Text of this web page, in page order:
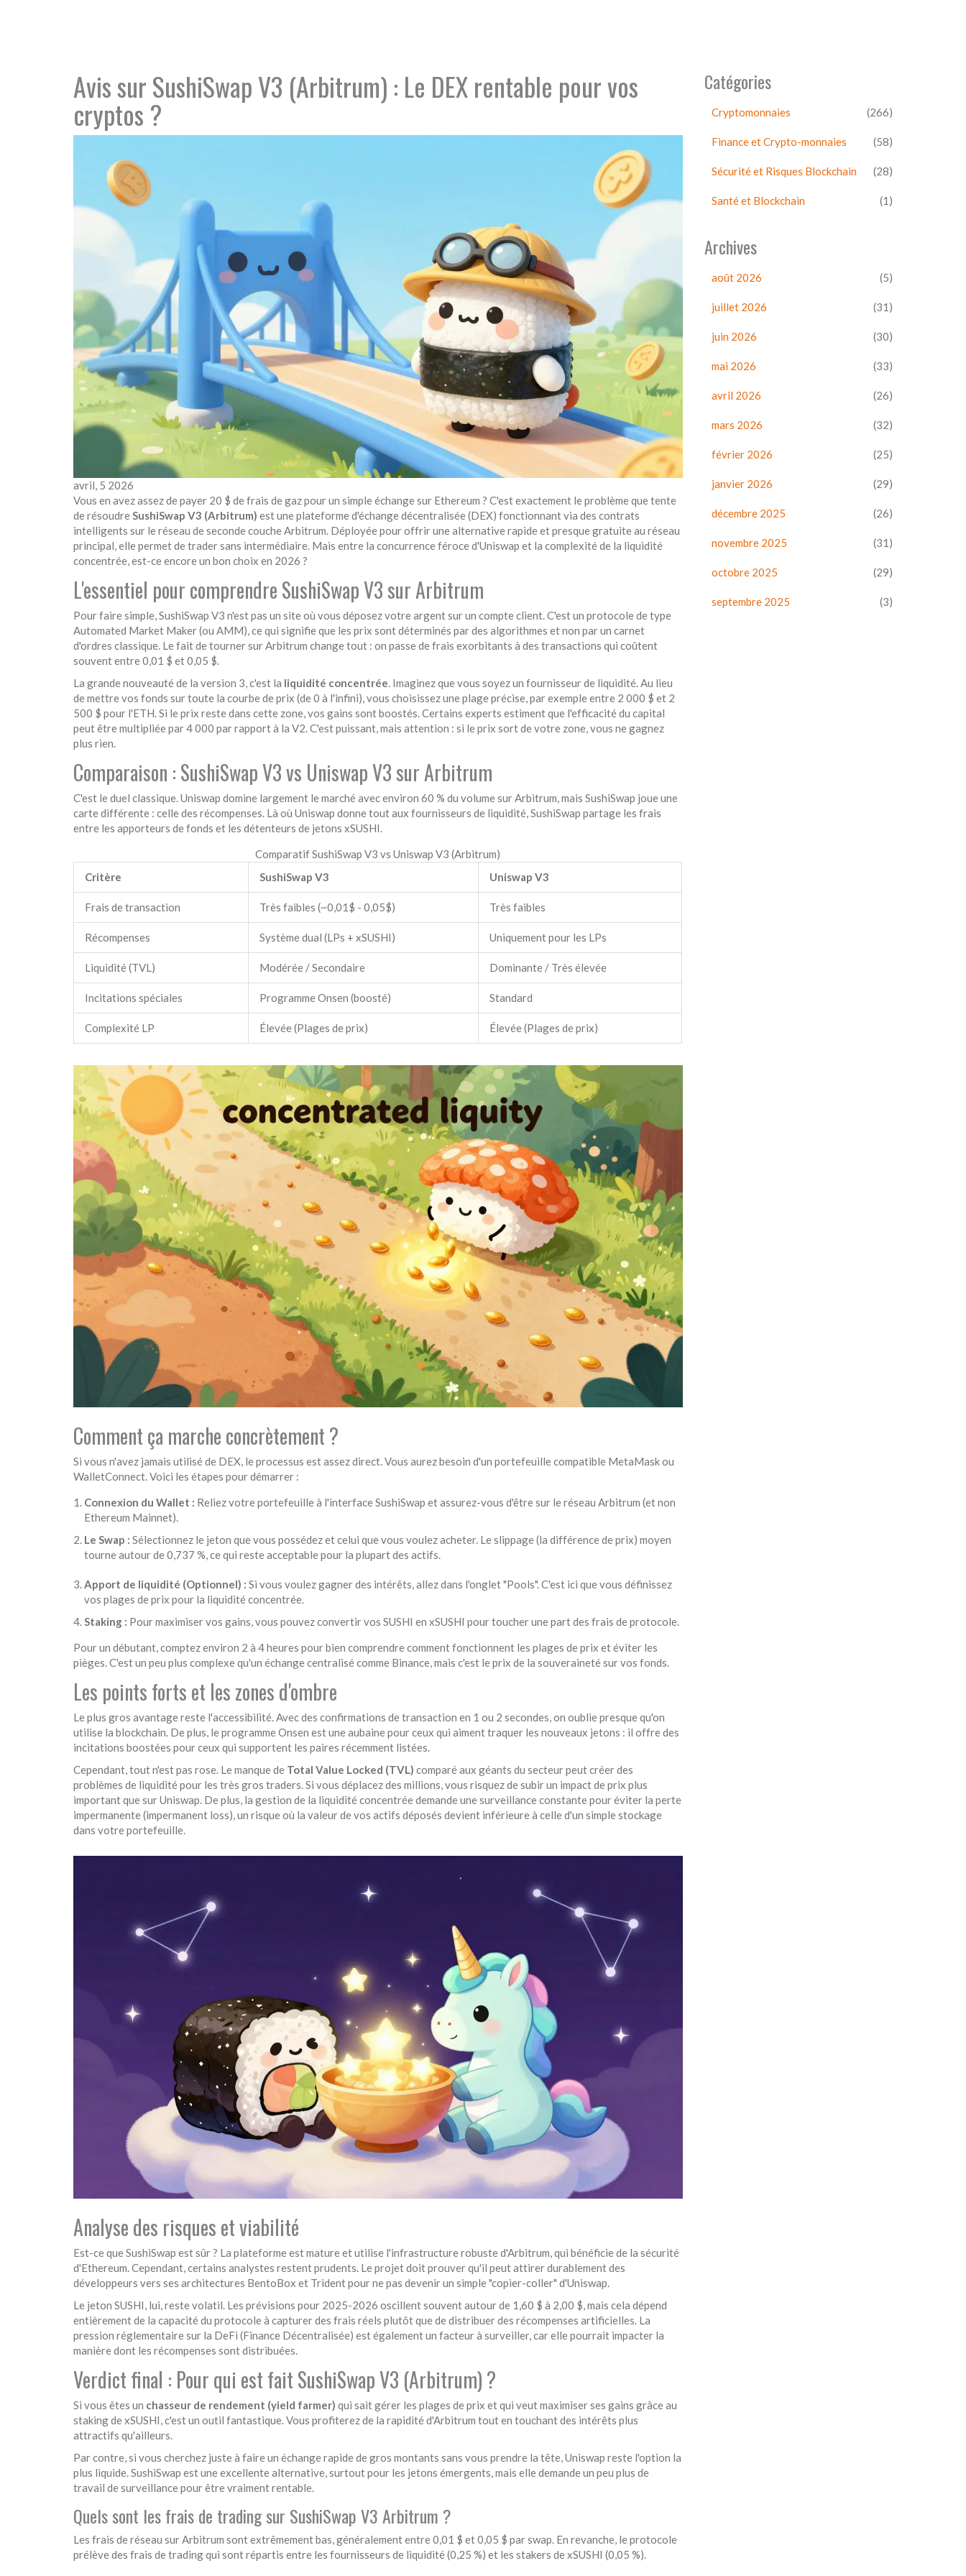
Avis sur SushiSwap V3 (Arbitrum) : Le DEX rentable pour vos
cryptos ?
avril, 5 2026
Vous en avez assez de payer 20 $ de frais de gaz pour un simple échange sur Ethereum ? C'est exactement le problème que tente
de résoudreSushiSwap V3 (Arbitrum) estune plateforme d'échange décentralisée (DEX) fonctionnant via des contrats
intelligents sur le réseau de seconde couche Arbitrum. Déployée pour offrir une alternative rapide et presque gratuite au réseau
principal, elle permet de trader sans intermédiaire. Mais entre la concurrence féroce d'Uniswap et la complexité de la liquidité
concentrée, est-ce encore un bon choix en 2026 ?
L'essentiel pour comprendre SushiSwap V3 sur Arbitrum
Pour faire simple, SushiSwap V3 n'est pas un site où vous déposez votre argent sur un compte client. C'est un protocole de type
Automated Market Maker(ou AMM), ce qui signifie que les prix sont déterminés par des algorithmes et non par un carnet
d'ordres classique. Le fait de tourner surArbitrum change tout : on passe de frais exorbitants à des transactions qui coûtent
souvent entre 0,01 $ et 0,05 $.
La grande nouveauté de la version 3, c'est la liquidité concentrée. Imaginez que vous soyez un fournisseur de liquidité. Au lieu
de mettre vos fonds sur toute la courbe de prix (de 0 à l'infini), vous choisissez une plage précise, par exemple entre 2 000 $ et 2
500 $ pour l'ETH. Si le prix reste dans cette zone, vos gains sont boostés. Certains experts estiment que l'efficacité du capital
peut être multipliée par 4 000 par rapport à la V2. C'est puissant, mais attention : si le prix sort de votre zone, vous ne gagnez
plus rien.
Comparaison : SushiSwap V3 vs Uniswap V3 sur Arbitrum
C'est le duel classique. Uniswap domine largement le marché avec environ 60 % du volume sur Arbitrum, mais SushiSwap joue une
carte différente : celle des récompenses. Là où Uniswap donne tout aux fournisseurs de liquidité, SushiSwap partage les frais
entre les apporteurs de fonds et les détenteurs de jetons xSUSHI.
Comparatif SushiSwap V3 vs Uniswap V3 (Arbitrum)
Critère
SushiSwap V3 Uniswap V3
Frais de transaction Très faibles (~0,01$ - 0,05$) Très faibles
Récompenses Système dual (LPs + xSUSHI) Uniquement pour les LPs
Liquidité (TVL) Modérée / Secondaire Dominante / Très élevée
Incitations spéciales Programme Onsen (boosté) Standard
Complexité LP Élevée (Plages de prix) Élevée (Plages de prix)
Comment ça marche concrètement ?
Si vous n'avez jamais utilisé de DEX, le processus est assez direct. Vous aurez besoin d'un portefeuille compatible MetaMaskou
WalletConnect. Voici les étapes pour démarrer :
Connexion du Wallet : Reliez votre portefeuille à l'interface SushiSwap et assurez-vous d'être sur le réseau Arbitrum (et non
Ethereum Mainnet).
Le Swap : Sélectionnez le jeton que vous possédez et celui que vous voulez acheter. Le slippage (la différence de prix) moyen
tourne autour de 0,737 %, ce qui reste acceptable pour la plupart des actifs.
Apport de liquidité (Optionnel) : Si vous voulez gagner des intérêts, allez dans l'onglet "Pools". C'est ici que vous définissez
vos plages de prix pour la liquidité concentrée.
Staking : Pour maximiser vos gains, vous pouvez convertir vos SUSHI en xSUSHI pour toucher une part des frais de protocole.
Pour un débutant, comptez environ 2 à 4 heures pour bien comprendre comment fonctionnent les plages de prix et éviter les
pièges. C'est un peu plus complexe qu'un échange centralisé comme Binance, mais c'est le prix de la souveraineté sur vos fonds.
Les points forts et les zones d'ombre
Le plus gros avantage reste l'accessibilité. Avec des confirmations de transaction en 1 ou 2 secondes, on oublie presque qu'on
utilise la blockchain. De plus, le programme Onsen est une aubaine pour ceux qui aiment traquer les nouveaux jetons : il offre des
incitations boostées pour ceux qui supportent les paires récemment listées.
Cependant, tout n'est pas rose. Le manque de Total Value Locked (TVL) comparé aux géants du secteur peut créer des
problèmes de liquidité pour les très gros traders. Si vous déplacez des millions, vous risquez de subir un impact de prix plus
important que sur Uniswap. De plus, la gestion de la liquidité concentrée demande une surveillance constante pour éviter la perte
impermanente (impermanent loss), un risque où la valeur de vos actifs déposés devient inférieure à celle d'un simple stockage
dans votre portefeuille.
Analyse des risques et viabilité
Est-ce que SushiSwap est sûr ? La plateforme est mature et utilise l'infrastructure robuste d'Arbitrum, qui bénéficie de la sécurité
d'Ethereum. Cependant, certains analystes restent prudents. Le projet doit prouver qu'il peut attirer durablement des
développeurs vers ses architectures BentoBox et Trident pour ne pas devenir un simple "copier-coller" d'Uniswap.
Le jeton SUSHI, lui, reste volatil. Les prévisions pour 2025-2026 oscillent souvent autour de 1,60 $ à 2,00 $, mais cela dépend
entièrement de la capacité du protocole à capturer des frais réels plutôt que de distribuer des récompenses artificielles. La
pression réglementaire sur la DeFi (Finance Décentralisée) est également un facteur à surveiller, car elle pourrait impacter la
manière dont les récompenses sont distribuées.
Verdict final : Pour qui est fait SushiSwap V3 (Arbitrum) ?
Si vous êtes un chasseur de rendement (yield farmer) qui sait gérer les plages de prix et qui veut maximiser ses gains grâce au
staking de xSUSHI, c'est un outil fantastique. Vous profiterez de la rapidité d'Arbitrum tout en touchant des intérêts plus
attractifs qu'ailleurs.
Par contre, si vous cherchez juste à faire un échange rapide de gros montants sans vous prendre la tête, Uniswap reste l'option la
plus liquide. SushiSwap est une excellente alternative, surtout pour les jetons émergents, mais elle demande un peu plus de
travail de surveillance pour être vraiment rentable.
Quels sont les frais de trading sur SushiSwap V3 Arbitrum ?
Les frais de réseau sur Arbitrum sont extrêmement bas, généralement entre 0,01 $ et 0,05 $ par swap. En revanche, le protocole
prélève des frais de trading qui sont répartis entre les fournisseurs de liquidité (0,25 %) et les stakers de xSUSHI (0,05 %).
Catégories
Cryptomonnaies (266)
Finance et Crypto-monnaies (58)
Sécurité et Risques Blockchain (28)
Santé et Blockchain (1)
Archives
août 2026 (5)
juillet 2026 (31)
juin 2026 (30)
mai 2026 (33)
avril 2026 (26)
mars 2026 (32)
février 2026 (25)
janvier 2026 (29)
décembre 2025 (26)
novembre 2025 (31)
octobre 2025 (29)
septembre 2025 (3)